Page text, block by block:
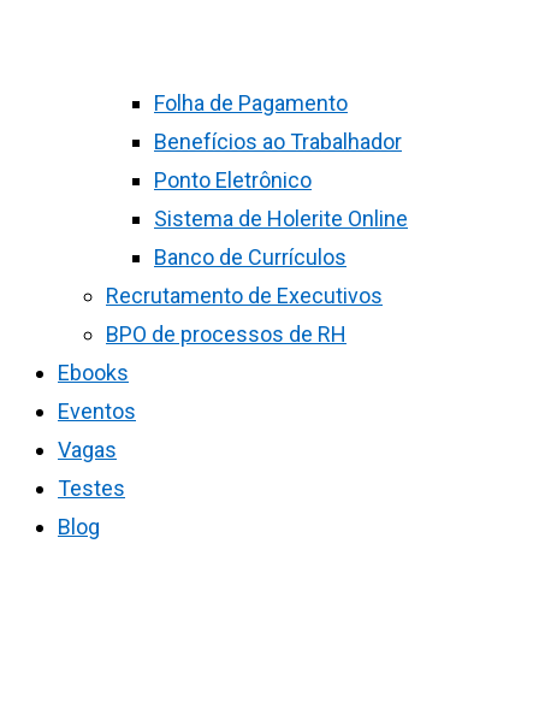
Folha de Pagamento
Benefícios ao Trabalhador
Ponto Eletrônico
Sistema de Holerite Online
Banco de Currículos
Recrutamento de Executivos
BPO de processos de RH
Ebooks
Eventos
Vagas
Testes
Blog